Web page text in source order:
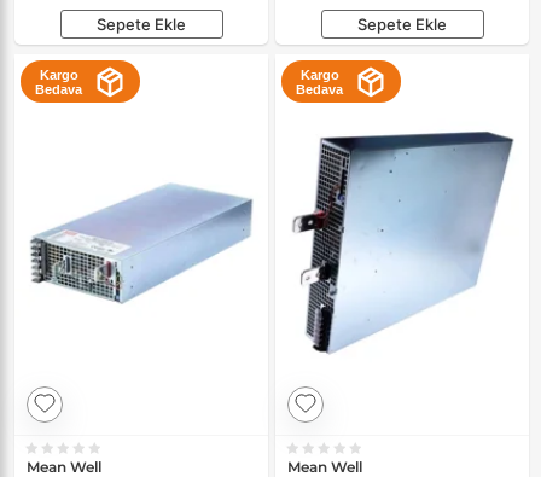
Sepete Ekle Sepete Ekle
Kargo
Bedava
Mean Well
Kargo
Bedava
Mean Well